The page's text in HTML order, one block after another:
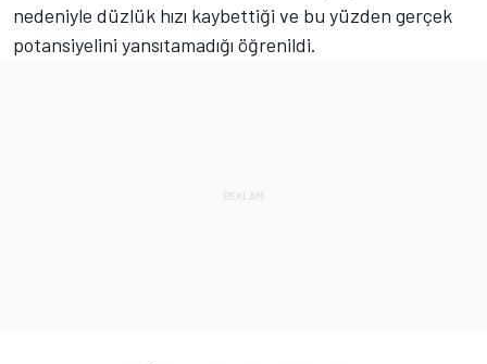
nedeniyle düzlük hızı kaybettiği ve bu yüzden gerçek
potansiyelini yansıtamadığı öğrenildi.